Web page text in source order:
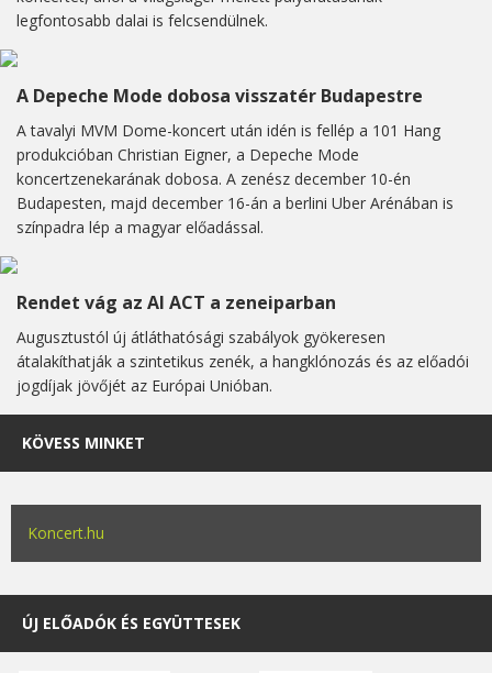
legfontosabb dalai is felcsendülnek.
A Depeche Mode dobosa visszatér Budapestre
A tavalyi MVM Dome-koncert után idén is fellép a 101 Hang
produkcióban Christian Eigner, a Depeche Mode
koncertzenekarának dobosa. A zenész december 10-én
Budapesten, majd december 16-án a berlini Uber Arénában is
színpadra lép a magyar előadással.
Rendet vág az AI ACT a zeneiparban
Augusztustól új átláthatósági szabályok gyökeresen
átalakíthatják a szintetikus zenék, a hangklónozás és az előadói
jogdíjak jövőjét az Európai Unióban.
KÖVESS MINKET
Koncert.hu
ÚJ ELŐADÓK ÉS EGYÜTTESEK